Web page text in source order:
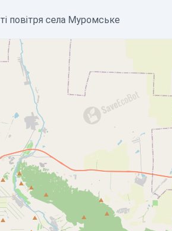
повітря села Муромське